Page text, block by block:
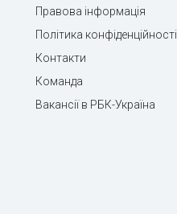
Правова інформація
Політика конфіденційності
Контакти
Команда
Вакансії в РБК-Україна